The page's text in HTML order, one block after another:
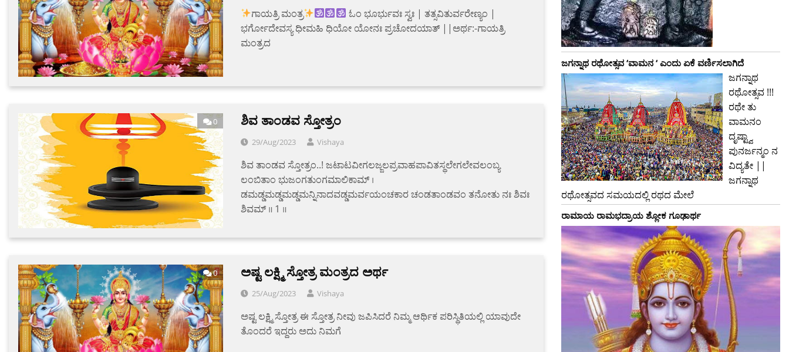
ಗಾಯತ್ರಿ ಮಂತ್ರ
ಓಂ ಭೂರ್ಭುವಃ ಸ್ವಃ | ತತ್ಸವಿತುರ್ವರೇಣ್ಯಂ |
ಭರ್ಗೋದೇವಸ್ಯ ಧೀಮಹಿ ಧಿಯೋ ಯೋನಃ ಪ್ರಚೋದಯಾತ್ ||ಅರ್ಥ:-ಗಾಯತ್ರಿ
ಮಂತ್ರದ
0 ಶಿವ ತಾಂಡವ ಸ್ತೋತ್ರಂ
29/Aug/2023 Vishaya
ಶಿವ ತಾಂಡವ ಸ್ತೋತ್ರಂ..! ಜಟಾಟವೀಗಲಜ್ಜಲಪ್ರವಾಹಪಾವಿತಸ್ಥಲೇಗಲೇವಲಂಬ್ಯ
ಲಂಬಿತಾಂ ಭುಜಂಗತುಂಗಮಾಲಿಕಾಮ್ ।
ಡಮಡ್ಡಮಡ್ಡಮಡ್ಡಮನ್ನಿನಾದವಡ್ಡಮರ್ವಯಂಚಕಾರ ಚಂಡತಾಂಡವಂ ತನೋತು ನಃ ಶಿವಃ
ಶಿವಮ್ ॥ 1 ॥
0 ಅಷ್ಟ ಲಕ್ಷ್ಮಿ ಸ್ತೋತ್ರ ಮಂತ್ರದ ಅರ್ಥ
25/Aug/2023 Vishaya
ಅಷ್ಟ ಲಕ್ಷ್ಮಿ ಸ್ತೋತ್ರ ಈ ಸ್ತೋತ್ರ ನೀವು ಜಪಿಸಿದರೆ ನಿಮ್ಮ ಆರ್ಥಿಕ ಪರಿಸ್ಥಿತಿಯಲ್ಲಿ ಯಾವುದೇ
ತೊಂದರೆ ಇದ್ದರು ಅದು ನಿಮಗೆ
ಜಗನ್ನಾಥ ರಥೋತ್ಸವ ‘ವಾಮನ ‘ ಎಂದು ಏಕೆ ವರ್ಣಿಸಲಾಗಿದೆ
ಜಗನ್ನಾಥ
ರಥೋತ್ಸವ !!!
ರಥೇ ತು
ವಾಮನಂ
ದೃಷ್ಟ್ವಾ
ಪುನರ್ಜನ್ಮಂ ನ
ವಿದ್ಯತೇ ||
ಜಗನ್ನಾಥ
ರಥೋತ್ಸವದ ಸಮಯದಲ್ಲಿ ರಥದ ಮೇಲೆ
ರಾಮಾಯ ರಾಮಭದ್ರಾಯ ಶ್ಲೋಕ ಗೂಢಾರ್ಥ